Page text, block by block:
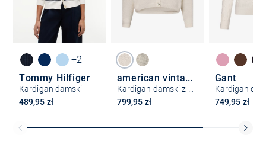
+2
Tommy Hilfiger
Kardigan damski
489,95 zł
american vintage
Kardigan damski z dodatkiem alpaki – Vito
799,95 zł
Gant
Kardigan
749,95 zł